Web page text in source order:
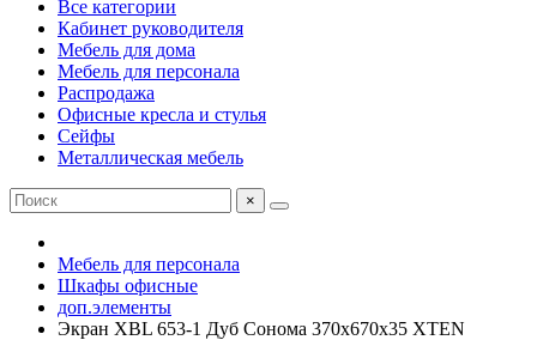
Все категории
Кабинет руководителя
Мебель для дома
Мебель для персонала
Распродажа
Офисные кресла и стулья
Сейфы
Металлическая мебель
×
Мебель для персонала
Шкафы офисные
доп.элементы
Экран XBL 653-1 Дуб Сонома 370х670х35 XTEN